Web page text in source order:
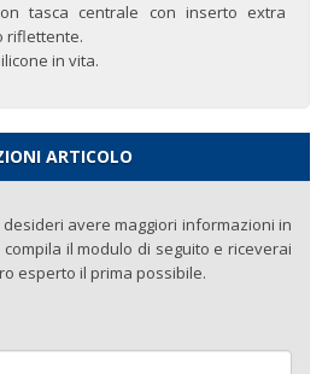
tasca centrale con inserto extra
riflettente.
in vita.
ARTICOLO
avere maggiori informazioni in
il modulo di seguito e riceverai
esperto il prima possibile.